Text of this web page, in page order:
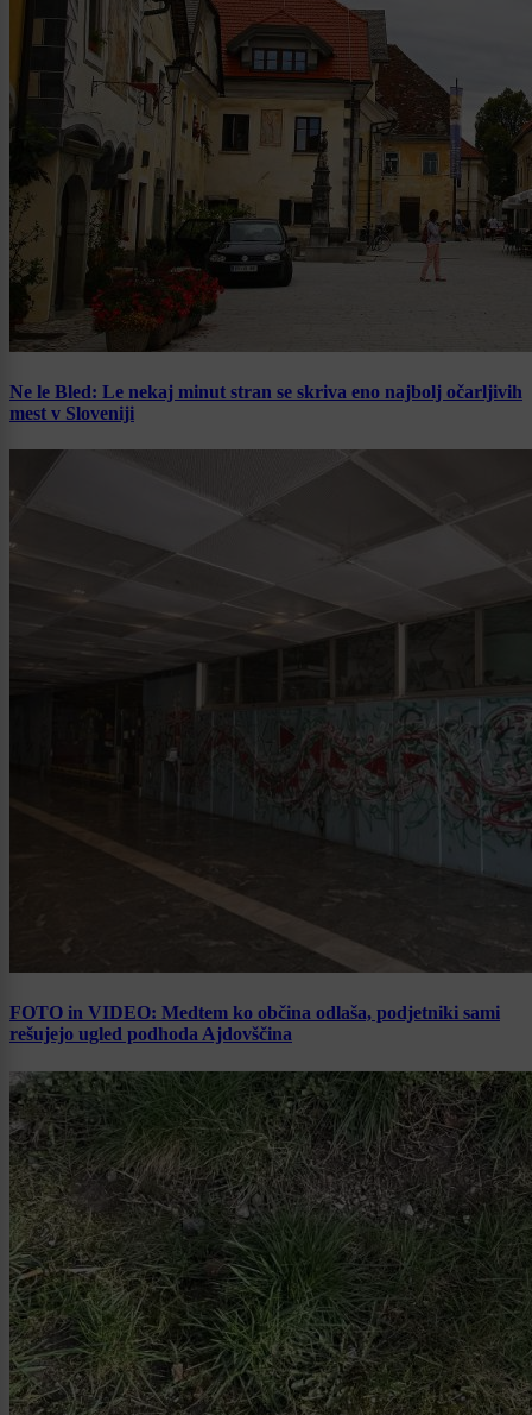
Ne le Bled: Le nekaj minut stran se skriva eno najbolj očarljivih
mest v Sloveniji
FOTO in VIDEO: Medtem ko občina odlaša, podjetniki sami
rešujejo ugled podhoda Ajdovščina